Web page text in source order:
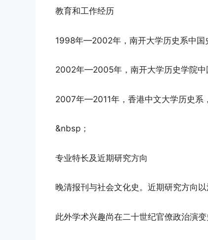
教育和工作经历
1998年—2002年，南开大学历史系中国
2002年—2005年，南开大学历史学院中
2007年—2011年，香港中文大学历史系
&nbsp；
专业特长及近期研究方向
晚清报刊与社会文化史。近期研究方向
此外学术兴趣尚在二十世纪官僚政治演